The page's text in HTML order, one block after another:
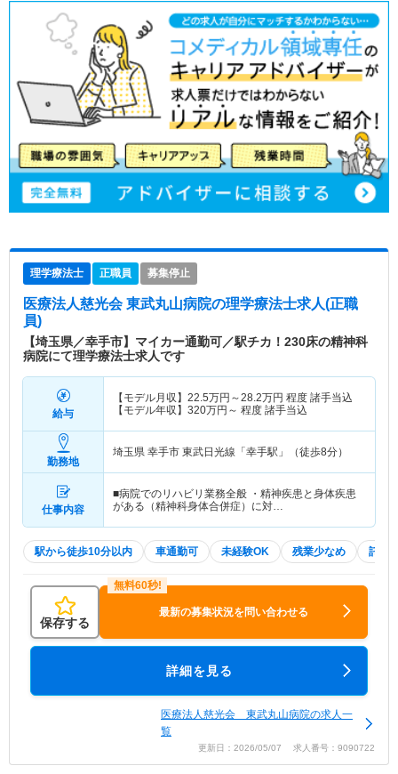
理学療法士 正職員 募集停止
医療法人慈光会 東武丸山病院の理学療法士求人(正職
員)
【埼玉県／幸手市】マイカー通勤可／駅チカ！230床の精神科
病院にて理学療法士求人です
給与
【モデル月収】 22.5万円～28.2万円 程度 諸手当込
【モデル年収】 320万円～ 程度 諸手当込
勤務地
埼玉県 幸手市 東武日光線「幸手駅」（徒歩8分）
仕事内容
■病院でのリハビリ業務全般 ・精神疾患と身体疾患
がある（精神科身体合併症）に対…
駅から徒歩10分以内 車通勤可 未経験OK 残業少なめ 託児
保存する
最新の募集状況を問い合わせる
詳細を見る
医療法人慈光会 東武丸山病院の求人一
覧
更新日：2026/05/07 求人番号：9090722